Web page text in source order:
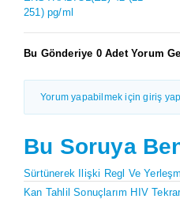
251) pg/ml
Bu Gönderiye 0 Adet Yorum
Yorum yapabilmek için giriş
Bu Soruya
Sürtünerek Ilişki Regl Ve
Kan Tahlil Sonuçlarım HIV